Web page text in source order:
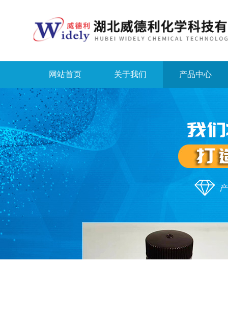
网站首页 关于我们 产品中心